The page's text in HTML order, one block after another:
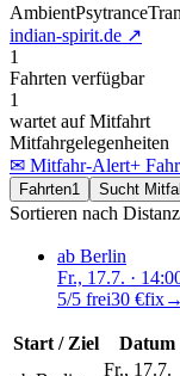
AmbientPsytrance
indian-spirit.de ↗
1
Fahrten verfügbar
1
wartet auf Mitfahrt
Mitfahrgelegenheiten
✉ Mitfahr-Alert+
Fahrten1 Sucht
Sortieren nach
ab Berlin
Fr., 17.7. ·
5/5 frei30 €fix→
Start / Ziel Datum
Fr., 17.7.